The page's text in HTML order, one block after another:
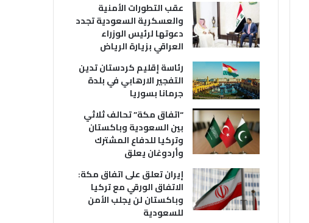
عقب التطورات الأمنية
والعسكرية السعودية تجدد
دعوتها لرئيس الوزراء
العراقي بزيارة الرياض
رئاسة إقليم كردستان تدين
التفجير الارهابي في بلدة
جرمانا بسوريا
“اتفاق مكة” تحالف ثلاثي
بين السعودية وباكستان
وتركيا للدفاع المشترك
وأردوغان يعلق
إيران تعلق على اتفاق مكة:
الاتفاق الورقي مع تركيا
وباكستان لن يجلب الأمن
للسعودية